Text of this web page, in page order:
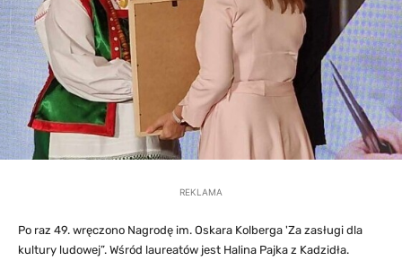
REKLAMA
Po raz 49. wręczono Nagrodę im. Oskara Kolberga 'Za zasługi dla
kultury ludowej”. Wśród laureatów jest Halina Pajka z Kadzidła.